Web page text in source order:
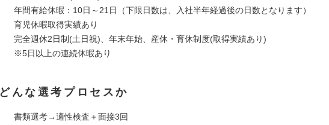
年間有給休暇：10日～21日（下限日数は、入社半年経過後の日数となります）
育児休暇取得実績あり
完全週休2日制(土日祝)、年末年始、産休・育休制度(取得実績あり)
※5日以上の連続休暇あり
どんな選考プロセスか
書類選考→適性検査＋面接3回